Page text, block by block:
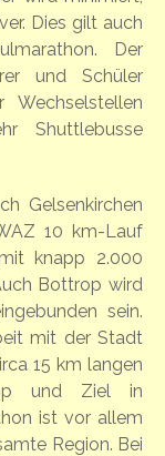
Dies gilt auch
Der
und Schüler
Shuttlebusse
Gelsenkirchen
10 km-Lauf
knapp 2.000
Bottrop wird
sein.
mit der Stadt
15 km langen
und Ziel in
ist vor allem
Region. Bei